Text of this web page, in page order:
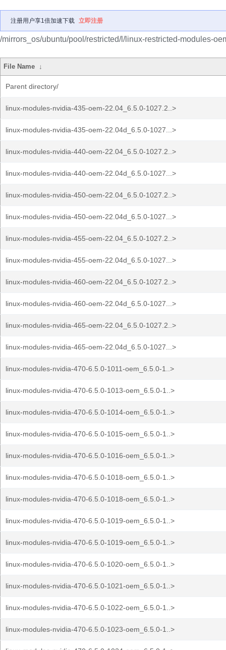
注册用户享1倍加速下载 立即注册
/mirrors_os/ubuntu/pool/restricted/l/linux-restricted-modules-
File Name ↓
Parent directory/
linux-modules-nvidia-435-oem-22.04_6.5.0-1027.2..>
linux-modules-nvidia-435-oem-22.04d_6.5.0-1027...>
linux-modules-nvidia-440-oem-22.04_6.5.0-1027.2..>
linux-modules-nvidia-440-oem-22.04d_6.5.0-1027...>
linux-modules-nvidia-450-oem-22.04_6.5.0-1027.2..>
linux-modules-nvidia-450-oem-22.04d_6.5.0-1027...>
linux-modules-nvidia-455-oem-22.04_6.5.0-1027.2..>
linux-modules-nvidia-455-oem-22.04d_6.5.0-1027...>
linux-modules-nvidia-460-oem-22.04_6.5.0-1027.2..>
linux-modules-nvidia-460-oem-22.04d_6.5.0-1027...>
linux-modules-nvidia-465-oem-22.04_6.5.0-1027.2..>
linux-modules-nvidia-465-oem-22.04d_6.5.0-1027...>
linux-modules-nvidia-470-6.5.0-1011-oem_6.5.0-1..>
linux-modules-nvidia-470-6.5.0-1013-oem_6.5.0-1..>
linux-modules-nvidia-470-6.5.0-1014-oem_6.5.0-1..>
linux-modules-nvidia-470-6.5.0-1015-oem_6.5.0-1..>
linux-modules-nvidia-470-6.5.0-1016-oem_6.5.0-1..>
linux-modules-nvidia-470-6.5.0-1018-oem_6.5.0-1..>
linux-modules-nvidia-470-6.5.0-1018-oem_6.5.0-1..>
linux-modules-nvidia-470-6.5.0-1019-oem_6.5.0-1..>
linux-modules-nvidia-470-6.5.0-1019-oem_6.5.0-1..>
linux-modules-nvidia-470-6.5.0-1020-oem_6.5.0-1..>
linux-modules-nvidia-470-6.5.0-1021-oem_6.5.0-1..>
linux-modules-nvidia-470-6.5.0-1022-oem_6.5.0-1..>
linux-modules-nvidia-470-6.5.0-1023-oem_6.5.0-1..>